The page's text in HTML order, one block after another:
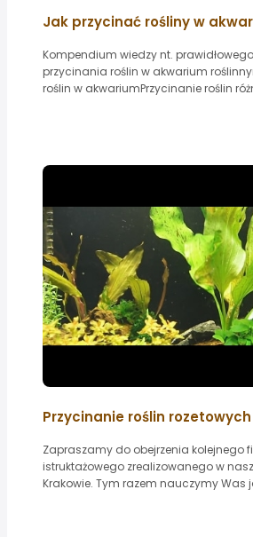
Jak przycinać rośliny w
Kompendium wiedzy nt.
przycinania roślin w akwarium
roślin w akwariumPrzycinanie roślin
Przycinanie roślin
Zapraszamy do obejrzenia kolejnego
istruktażowego zrealizowanego w
Krakowie. Tym razem nauczymy Was